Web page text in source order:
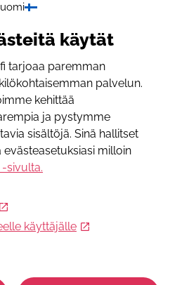
KiuruvedenVarapare
käytät
tarjoaa paremman
palvelun.
kehittää
ja pystymme
sisältöjä. Sinä hallitset
milloin
sivulta.
käyttäjälle